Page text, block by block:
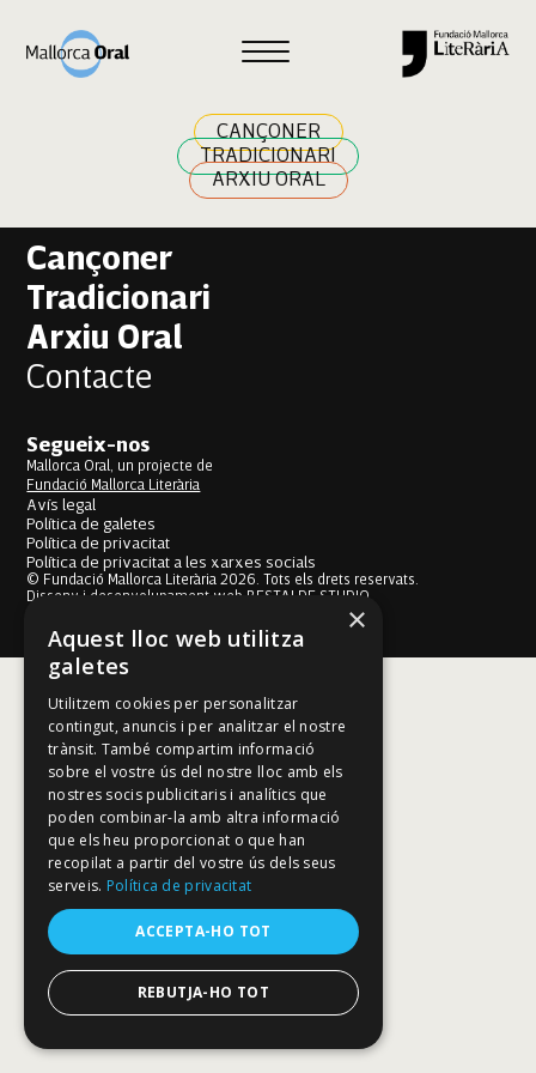
CANÇONER
TRADICIONARI
ARXIU ORAL
Aiman Ikken
Navegació
Previous: Rafael García-Sotoca Melis
Eloi Galisteo Castaño
Cançoner
Tradicionari
Arxiu Oral
Contacte
Segueix-nos
Mallorca Oral, un projecte de
Fundació Mallorca Literària
Avís legal
Política de galetes
Política de privacitat
Política de privacitat a les xarxes socials
© Fundació Mallorca Literària 2026. Tots els drets reservats.
Disseny i desenvolupament web BESTALDE STUDIO
×
Aquest lloc web utilitza
galetes
Utilitzem cookies per personalitzar
contingut, anuncis i per analitzar el nostre
trànsit. També compartim informació
sobre el vostre ús del nostre lloc amb els
nostres socis publicitaris i analítics que
poden combinar-la amb altra informació
que els heu proporcionat o que han
recopilat a partir del vostre ús dels seus
serveis. Política de privacitat
ACCEPTA-HO TOT
REBUTJA-HO TOT